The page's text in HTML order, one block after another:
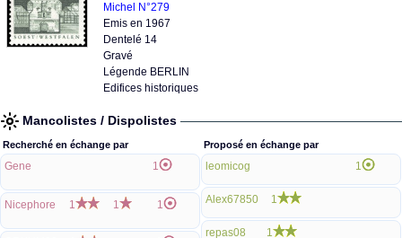
Michel N°279
Emis en 1967
Dentelé 14
Gravé
Légende BERLIN
Edifices historiques
Mancolistes / Dispolistes
Recherché en échange par
Gene 1
Nicephore 1 1 1
Proposé en échange par
leomicog 1
Alex67850 1
repas08 1